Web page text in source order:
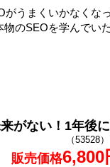
がうまくいかなくな
のSEOを学んでい
がない！1年後
（53528）
販売価格6,800